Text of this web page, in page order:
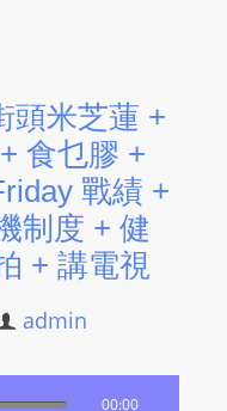
頭米芝蓮 +
食乜膠 +
戰績 +
制度 + 健
+ 講電視
admin
00:00